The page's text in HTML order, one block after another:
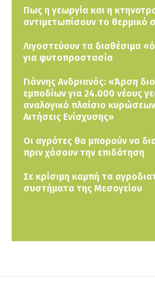
Πως η γεωργία και η
αντιμετωπίσουν το θερμικό
Λιγοστεύουν τα διαθέσιμα
για φυτοπροστασία
Γιάννης Ανδριανός: «Άρση
εμποδίων για 24.000 νέους
αναλογικό πλαίσιο κυρώσεων
Αιτήσεις Ενίσχυσης»
Οι αγρότες θα μπορούν να
πριν χάσουν την επιδότηση
Σε κρίσιμη καμπή τα
συστήματα της Μεσογείου